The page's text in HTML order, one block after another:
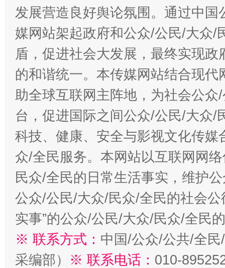
发展营造良好舆论氛围。通过中
媒网站架起政府和公众/公民/大众/
盾，促进社会大发展，最终实现
的和谐统一。本传媒网站结合现
助全球互联网主阵地，为社会公
台，促进国际之间公众/公民/大众/
科技、健康、安全与影视文化传
众/全民服务。本网站以互联网网
民众/全民的日常生活事实，维护
公众/公民/大众/民众/全民的社会公
实事”的公众/公民/大众/民众/全民
※ 联系方式： 中国/公众/公共/全
采编部） ※ 联系电话： 010-